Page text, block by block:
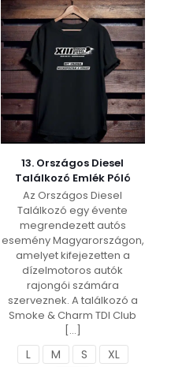
13. Országos Diesel
Találkozó Emlék Póló
Az Országos Diesel
Találkozó egy évente
megrendezett autós
esemény Magyarországon,
amelyet kifejezetten a
dízelmotoros autók
rajongói számára
szerveznek. A találkozó a
Smoke & Charm TDI Club
[…]
L M S
XL